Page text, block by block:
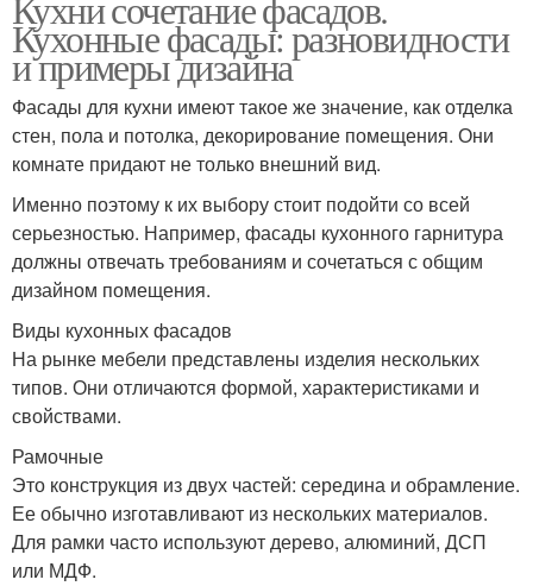
Кухонные фасады: разновидности
и примеры дизайна
Фасады для кухни имеют такое же значение, как отделка
стен, пола и потолка, декорирование помещения. Они
комнате придают не только внешний вид.
Именно поэтому к их выбору стоит подойти со всей
серьезностью. Например, фасады кухонного гарнитура
должны отвечать требованиям и сочетаться с общим
дизайном помещения.
Виды кухонных фасадов
На рынке мебели представлены изделия нескольких
типов. Они отличаются формой, характеристиками и
свойствами.
Рамочные
Это конструкция из двух частей: середина и обрамление.
Ее обычно изготавливают из нескольких материалов.
Для рамки часто используют дерево, алюминий, ДСП
или МДФ.